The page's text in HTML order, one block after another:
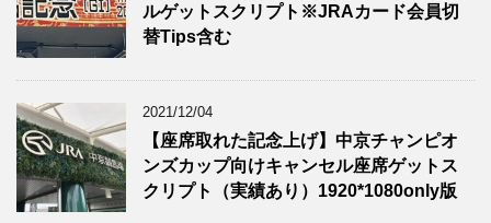
ルゲットスクリプト※JRAカード会員切
替Tips含む
2021/12/04
【座席取れた記念上げ】中京チャンピオ
ンズカップ向けキャンセル座席ゲットス
クリプト（実績あり）1920*1080only版